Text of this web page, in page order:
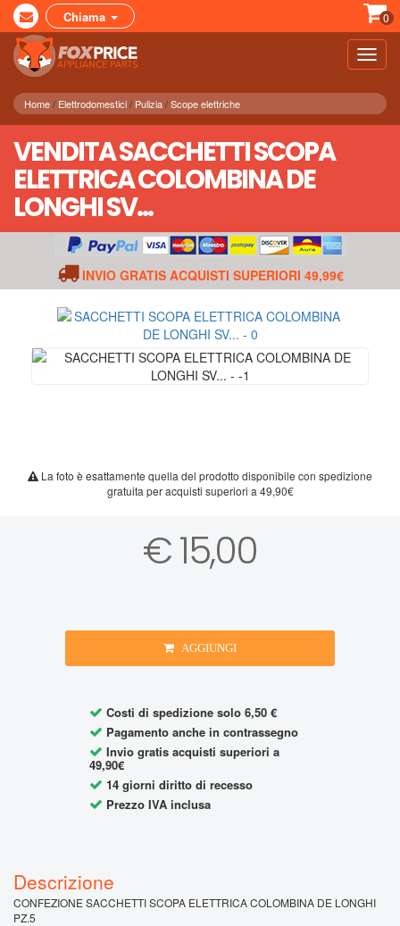
Chiama 0
Home Elettrodomestici Pulizia Scope elettriche
VENDITA SACCHETTI SCOPA
ELETTRICA COLOMBINA DE
LONGHI SV...
INVIO GRATIS ACQUISTI SUPERIORI 49,99€
La foto è esattamente quella del prodotto disponibile con spedizione
gratuita per acquisti superiori a 49,90€
€ 15,00
AGGIUNGI
Costi di spedizione solo 6,50 €
Pagamento anche in contrassegno
Invio gratis acquisti superiori a
49,90€
14 giorni diritto di recesso
Prezzo IVA inclusa
CONFEZIONE SACCHETTI SCOPA ELETTRICA COLOMBINA DE LONGHI
PZ.5